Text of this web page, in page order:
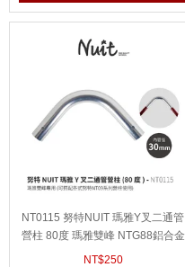
NT0115 努特NUIT 瑪雅Y叉二通管
營柱 80度 瑪雅雙峰 NTG88鋁合金
Y叉 雙峰帳篷支撐桿 僅適用努特NT
NT$250